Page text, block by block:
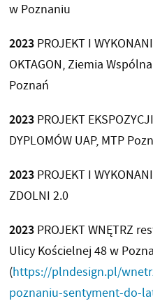
w Poznaniu
2023PROJEKT I
OKTAGON, Ziemia
Poznań
2023PROJEKT
DYPLOMÓW UAP, MTP
2023PROJEKT I
ZDOLNI 2.0
2023PROJEKT WNĘTRZ
Ulicy Kościelnej 48 w
(https://plndesign.pl/
poznaniu-sentyment-do-